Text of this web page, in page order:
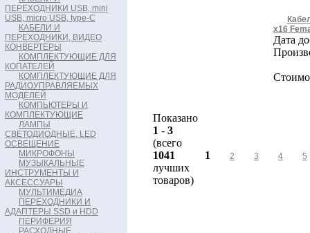
ПЕРЕХОДНИКИ USB, mini
USB, micro USB, type-C
КАБЕЛИ И
ПЕРЕХОДНИКИ, ВИДЕО
КОНВЕРТЕРЫ
КОМПЛЕКТУЮЩИЕ ДЛЯ
КОПАТЕЛЕЙ
КОМПЛЕКТУЮЩИЕ ДЛЯ
РАДИОУПРАВЛЯЕМЫХ
МОДЕЛЕЙ
КОМПЬЮТЕРЫ И
КОМПЛЕКТУЮЩИЕ
ЛАМПЫ
СВЕТОДИОДНЫЕ, LED
ОСВЕЩЕНИЕ
МИКРОФОНЫ
МУЗЫКАЛЬНЫЕ
ИНСТРУМЕНТЫ И
АКСЕССУАРЫ
МУЛЬТИМЕДИА
ПЕРЕХОДНИКИ И
АДАПТЕРЫ SSD и HDD
ПЕРИФЕРИЯ
РАСХОДНЫЕ
x16
Дата
Показано
1 - 3
(всего
1041
лучших
товаров)
1 2 3 4 5